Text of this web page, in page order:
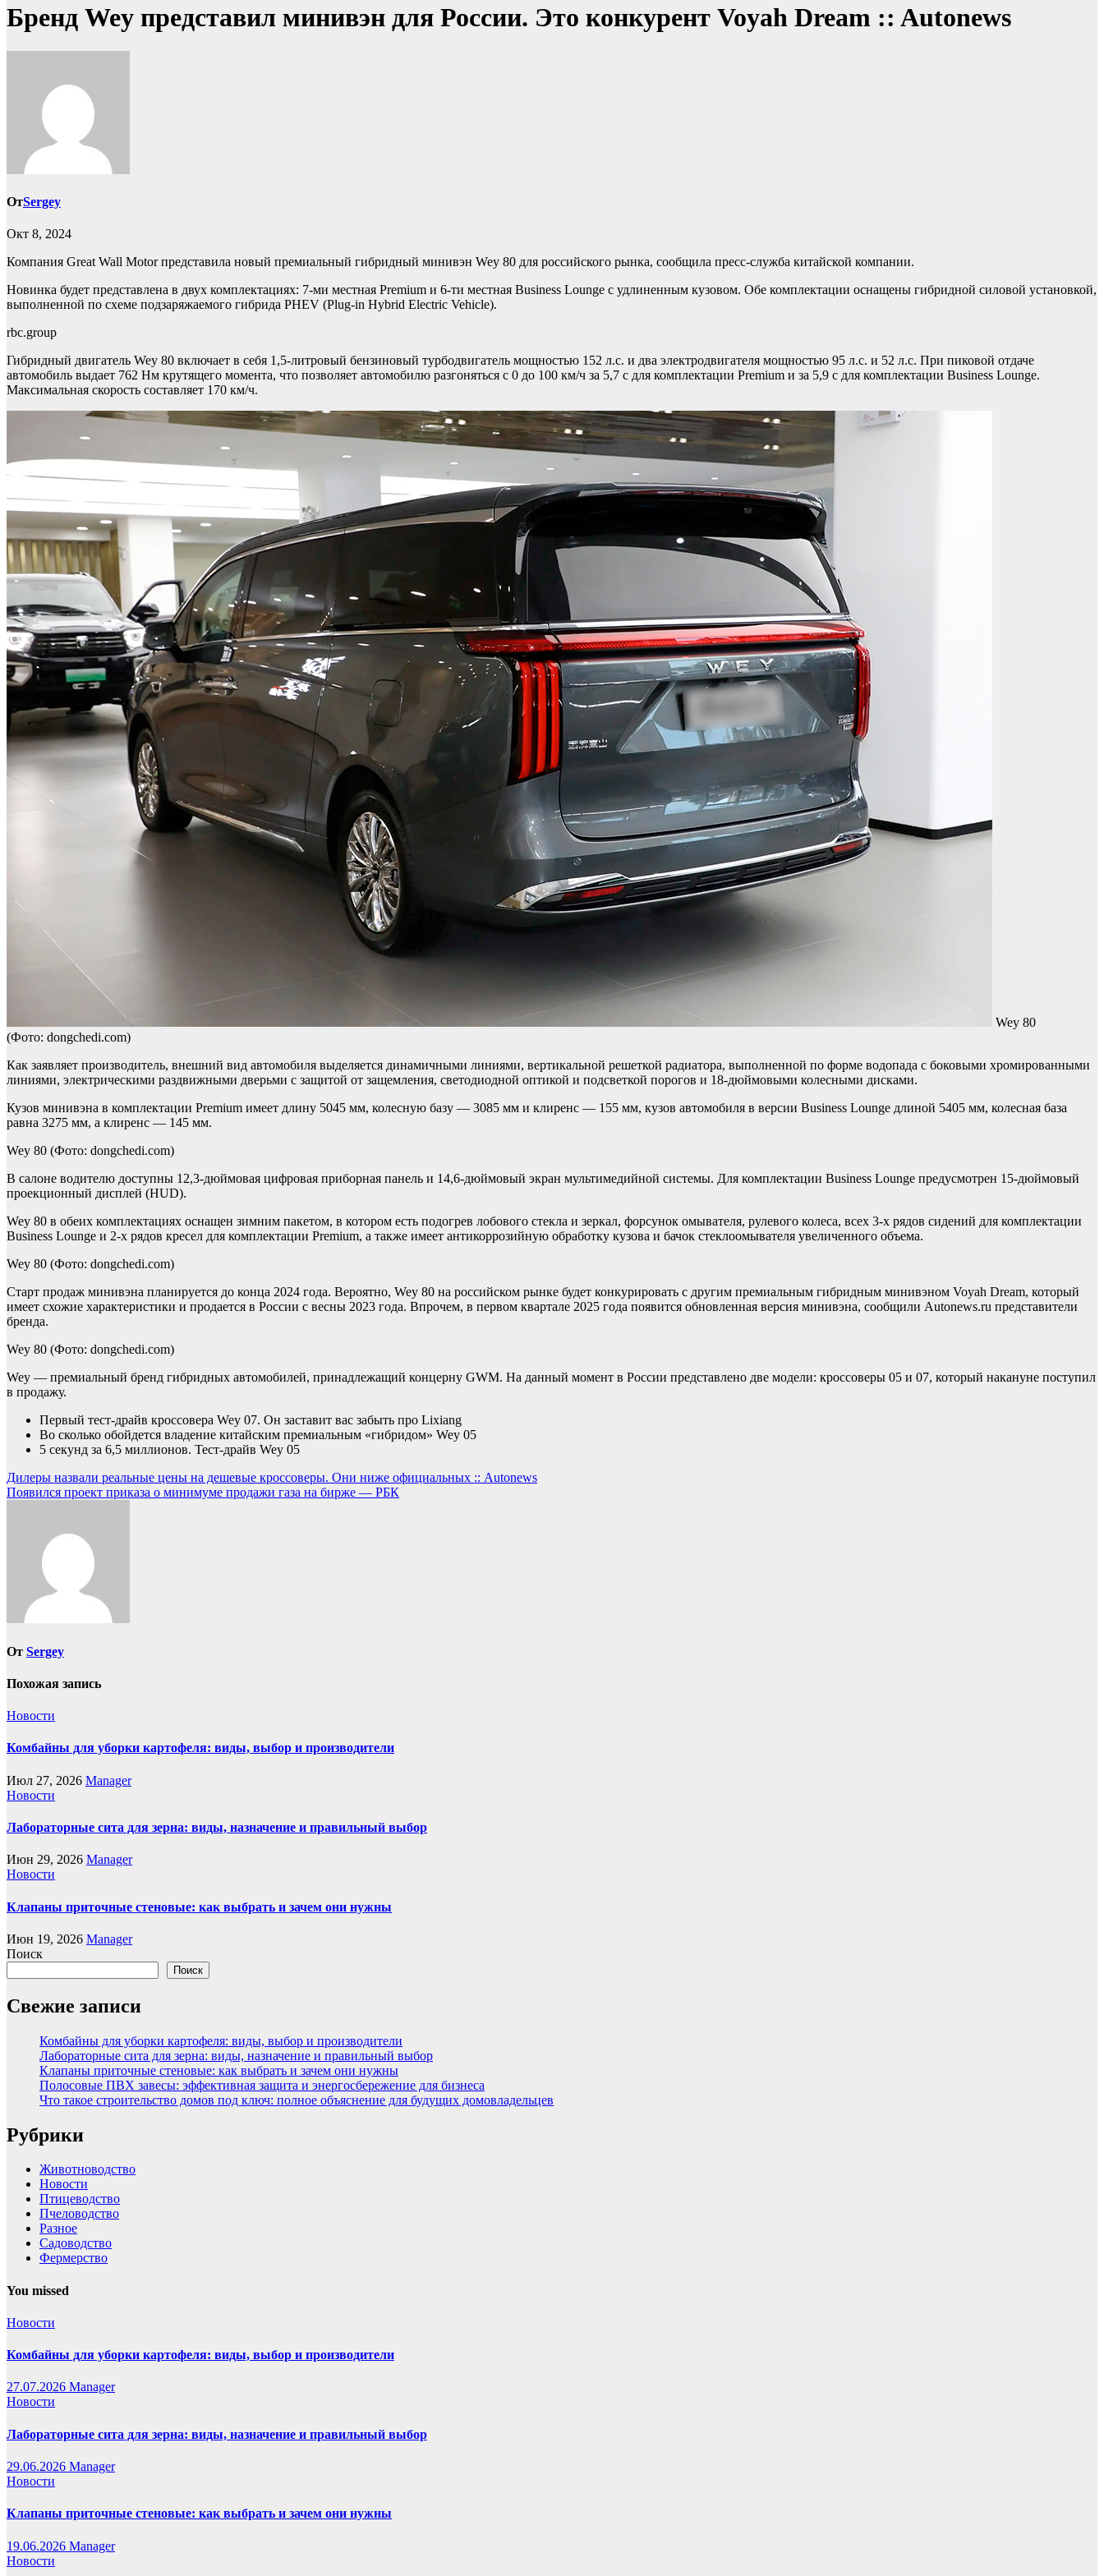
Бренд Wey представил минивэн для России. Это конкурент Voyah Dream :: Autonews
ОтSergey
Окт 8, 2024
Компания Great Wall Motor представила новый премиальный гибридный минивэн Wey 80 для российского рынка, сообщила пресс-служба китайской компании.
Новинка будет представлена в двух комплектациях: 7-ми местная Premium и 6-ти местная Business Lounge с удлиненным кузовом. Обе комплектации оснащены гибридной силовой установкой,
выполненной по схеме подзаряжаемого гибрида PHEV (Plug-in Hybrid Electric Vehicle).
rbc.group
Гибридный двигатель Wey 80 включает в себя 1,5-литровый бензиновый турбодвигатель мощностью 152 л.с. и два электродвигателя мощностью 95 л.с. и 52 л.с. При пиковой отдаче
автомобиль выдает 762 Нм крутящего момента, что позволяет автомобилю разгоняться с 0 до 100 км/ч за 5,7 с для комплектации Premium и за 5,9 с для комплектации Business Lounge.
Максимальная скорость составляет 170 км/ч.
Wey 80
(Фото: dongchedi.com)
Как заявляет производитель, внешний вид автомобиля выделяется динамичными линиями, вертикальной решеткой радиатора, выполненной по форме водопада с боковыми хромированными
линиями, электрическими раздвижными дверьми с защитой от защемления, светодиодной оптикой и подсветкой порогов и 18-дюймовыми колесными дисками.
Кузов минивэна в комплектации Premium имеет длину 5045 мм, колесную базу — 3085 мм и клиренс — 155 мм, кузов автомобиля в версии Business Lounge длиной 5405 мм, колесная база
равна 3275 мм, а клиренс — 145 мм.
Wey 80 (Фото: dongchedi.com)
В салоне водителю доступны 12,3-дюймовая цифровая приборная панель и 14,6-дюймовый экран мультимедийной системы. Для комплектации Business Lounge предусмотрен 15-дюймовый
проекционный дисплей (HUD).
Wey 80 в обеих комплектациях оснащен зимним пакетом, в котором есть подогрев лобового стекла и зеркал, форсунок омывателя, рулевого колеса, всех 3-х рядов сидений для комплектации
Business Lounge и 2-х рядов кресел для комплектации Premium, а также имеет антикоррозийную обработку кузова и бачок стеклоомывателя увеличенного объема.
Wey 80 (Фото: dongchedi.com)
Старт продаж минивэна планируется до конца 2024 года. Вероятно, Wey 80 на российском рынке будет конкурировать с другим премиальным гибридным минивэном Voyah Dream, который
имеет схожие характеристики и продается в России с весны 2023 года. Впрочем, в первом квартале 2025 года появится обновленная версия минивэна, сообщили Autonews.ru представители
бренда.
Wey 80 (Фото: dongchedi.com)
Wey — премиальный бренд гибридных автомобилей, принадлежащий концерну GWM. На данный момент в России представлено две модели: кроссоверы 05 и 07, который накануне поступил
в продажу.
Первый тест-драйв кроссовера Wey 07. Он заставит вас забыть про Lixiang
Во сколько обойдется владение китайским премиальным «гибридом» Wey 05
5 секунд за 6,5 миллионов. Тест-драйв Wey 05
Навигация
по
Дилеры назвали реальные цены на дешевые кроссоверы. Они ниже официальных :: Autonews
Появился проект приказа о минимуме продажи газа на бирже — РБК
От Sergey
Похожая запись
Новости
Комбайны для уборки картофеля: виды, выбор и производители
Июл 27, 2026 Manager
Новости
Лабораторные сита для зерна: виды, назначение и правильный выбор
Июн 29, 2026 Manager
Новости
Клапаны приточные стеновые: как выбрать и зачем они нужны
Июн 19, 2026 Manager
Поиск
Поиск
Свежие записи
Комбайны для уборки картофеля: виды, выбор и производители
Лабораторные сита для зерна: виды, назначение и правильный выбор
Клапаны приточные стеновые: как выбрать и зачем они нужны
Полосовые ПВХ завесы: эффективная защита и энергосбережение для бизнеса
Что такое строительство домов под ключ: полное объяснение для будущих домовладельцев
Рубрики
Животноводство
Новости
Птицеводство
Пчеловодство
Разное
Садоводство
Фермерство
You missed
Новости
Комбайны для уборки картофеля: виды, выбор и производители
27.07.2026 Manager
Новости
Лабораторные сита для зерна: виды, назначение и правильный выбор
29.06.2026 Manager
Новости
Клапаны приточные стеновые: как выбрать и зачем они нужны
19.06.2026 Manager
Новости